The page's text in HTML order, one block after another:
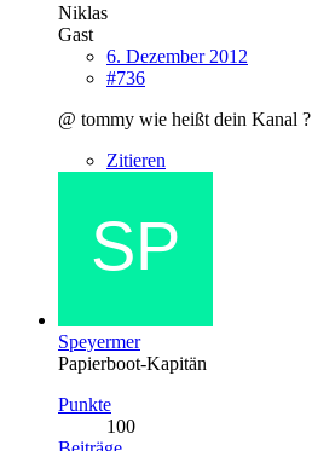
Niklas
Gast
6. Dezember 2012
#736
@ tommy wie heißt dein Kanal ?
Zitieren
Speyermer
Papierboot-Kapitän
Punkte
100